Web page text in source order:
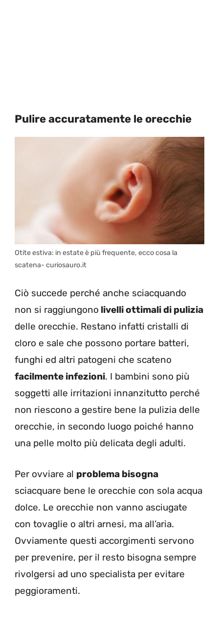
Pulire accuratamente le orecchie
Otite estiva: in estate è più frequente, ecco cosa la
scatena- curiosauro.it
Ciò succede perché anche sciacquando
non si raggiungono livelli ottimali di pulizia
delle orecchie. Restano infatti cristalli di
cloro e sale che possono portare batteri,
funghi ed altri patogeni che scateno
facilmente infezioni. I bambini sono più
soggetti alle irritazioni innanzitutto perché
non riescono a gestire bene la pulizia delle
orecchie, in secondo luogo poiché hanno
una pelle molto più delicata degli adulti.
Per ovviare al problema bisogna
sciacquare bene le orecchie con sola acqua
dolce. Le orecchie non vanno asciugate
con tovaglie o altri arnesi, ma all’aria.
Ovviamente questi accorgimenti servono
per prevenire, per il resto bisogna sempre
rivolgersi ad uno specialista per evitare
peggioramenti.